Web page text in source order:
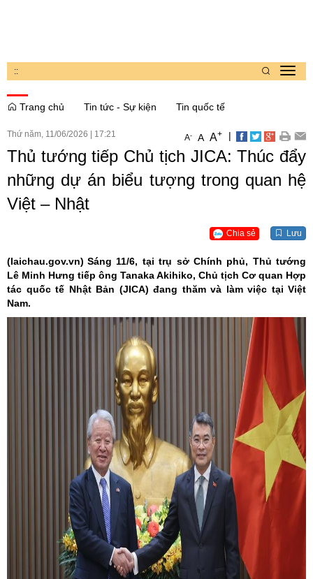
::
Trang chủ
Tin tức - Sự kiện Tin quốc tế
Thứ năm, 11/06/2026 17:21 A- A A+ |
Thủ tướng tiếp Chủ tịch JICA: Thúc đẩy
những dự án biểu tượng trong quan hệ
Việt – Nhật
Chia sẻ Lưu
(laichau.gov.vn) Sáng 11/6, tại trụ sở Chính phủ, Thủ tướng
Lê Minh Hưng tiếp ông Tanaka Akihiko, Chủ tịch Cơ quan Hợp
tác quốc tế Nhật Bản (JICA) đang thăm và làm việc tại Việt
Nam.